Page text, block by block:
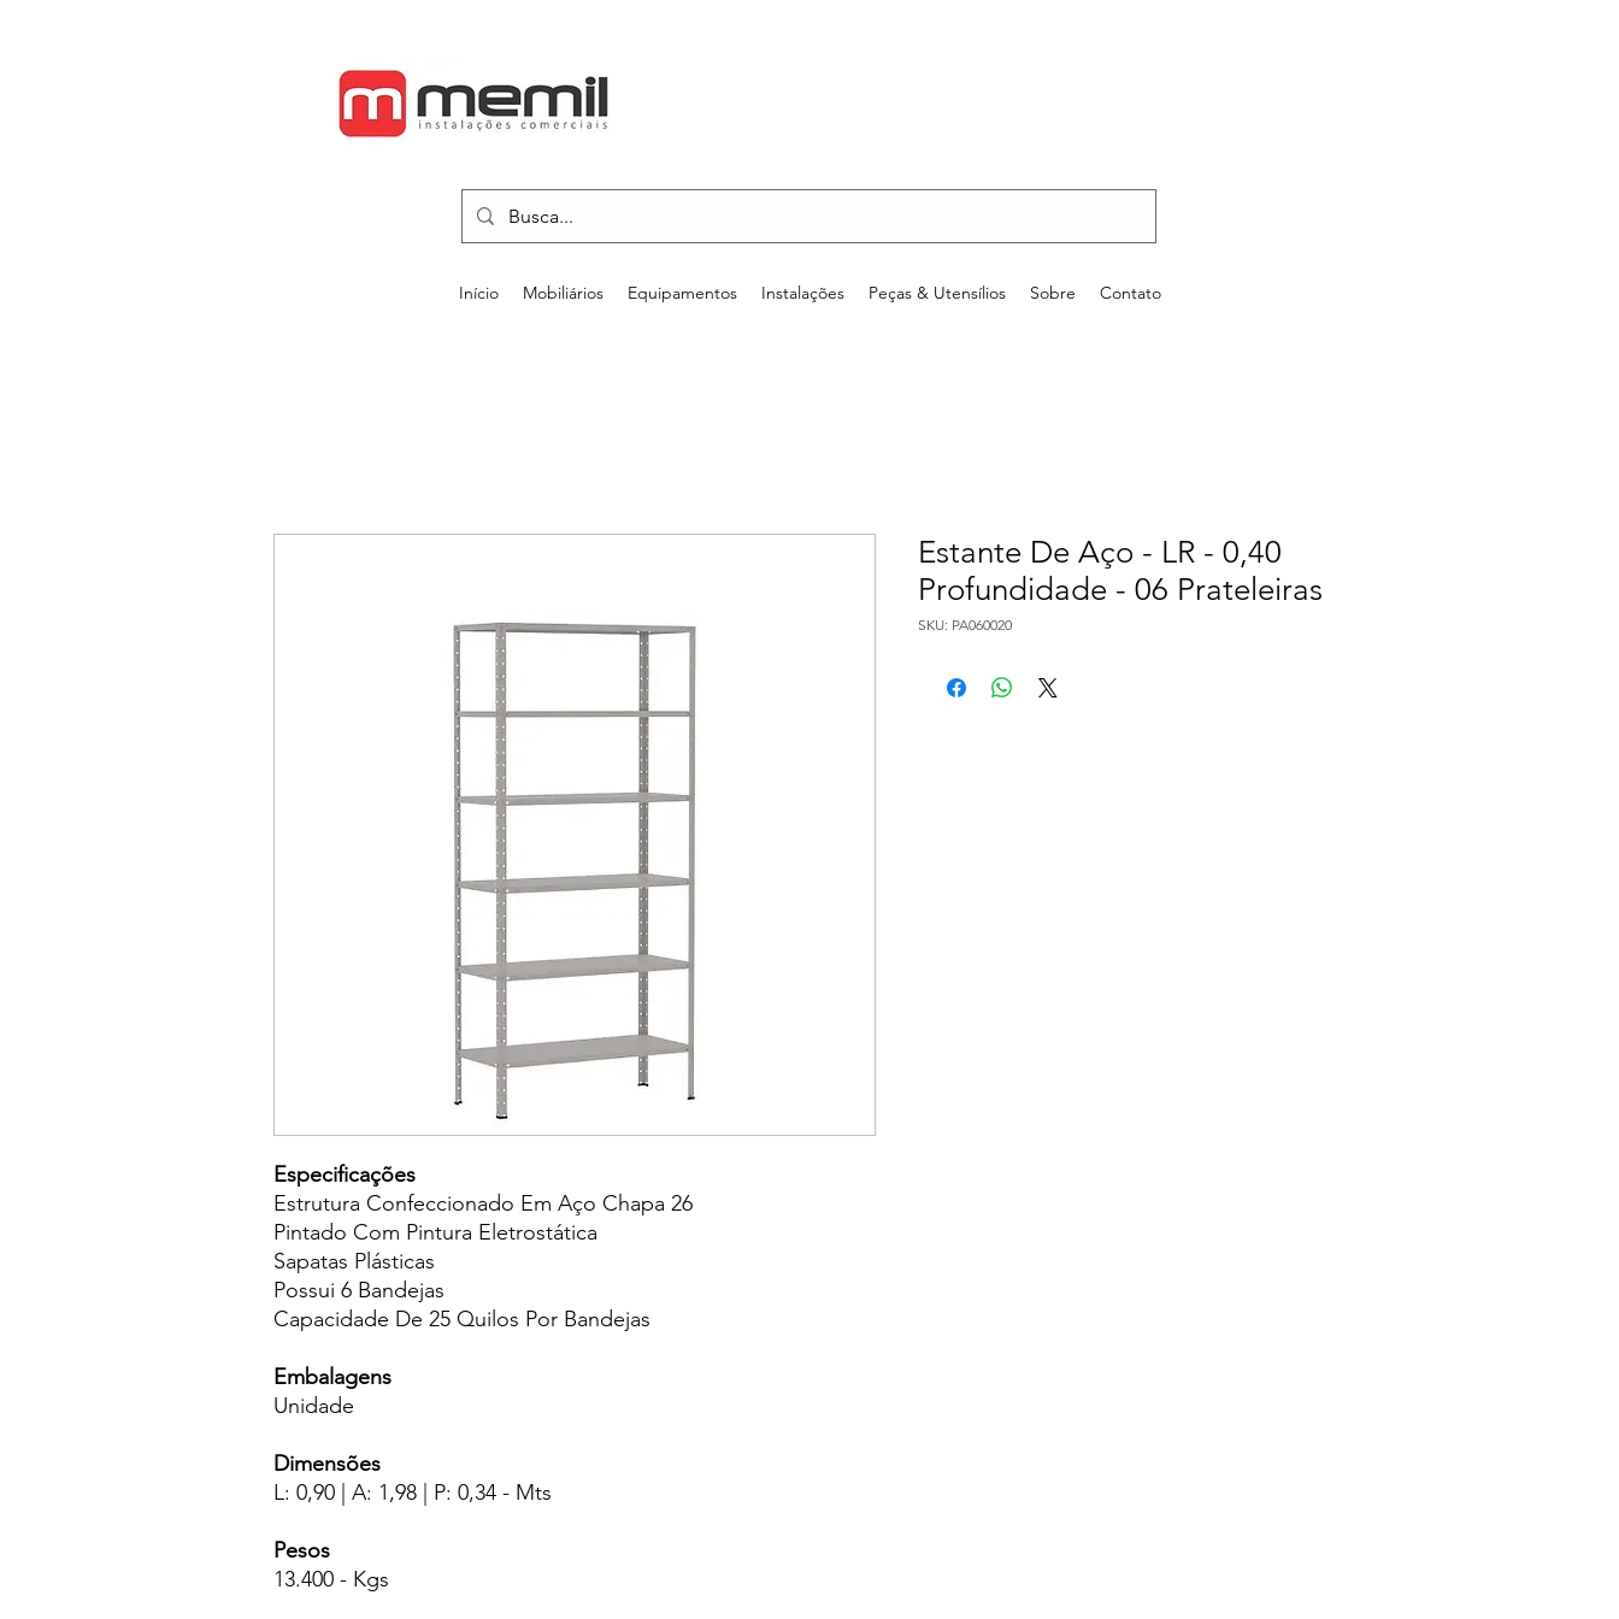
Início Mobiliários Equipamentos Instalações Peças & Utensílios Sobre Contato
Especificações
Estrutura Confeccionado Em Aço Chapa 26
Pintado Com Pintura Eletrostática
Sapatas Plásticas
Possui 6 Bandejas
Capacidade De 25 Quilos Por Bandejas
Embalagens
Unidade
Dimensões
L: 0,90 | A: 1,98 | P: 0,34 - Mts
Pesos
13.400 - Kgs
Estante De Aço - LR - 0,40
Profundidade - 06 Prateleiras
SKU: PA060020